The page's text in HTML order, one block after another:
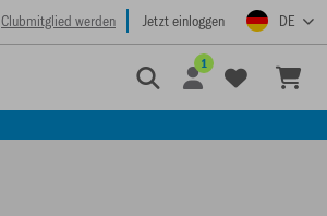
Clubmitglied werden Jetzt einloggen DE
1